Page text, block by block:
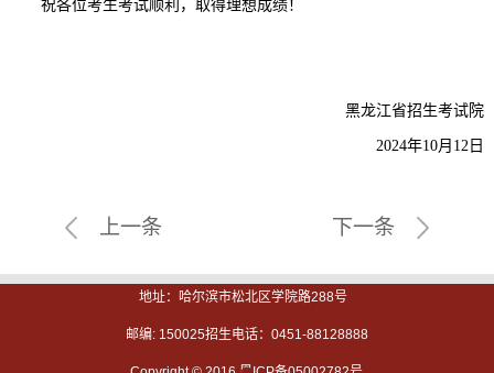
祝各位考生考试顺利，取得理想成绩！
黑龙江省招生考试院
2024年10月12日
上一条 下一条
地址：哈尔滨市松北区学院路288号
邮编: 150025招生电话：0451-88128888